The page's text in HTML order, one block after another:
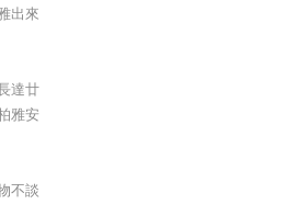
出來
達廿
雅安
不談